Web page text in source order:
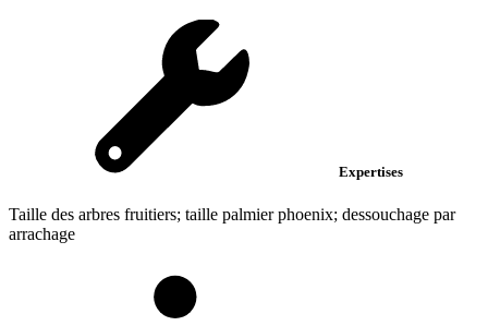
Expertises
Taille des arbres fruitiers; taille palmier phoenix; dessouchage par
arrachage